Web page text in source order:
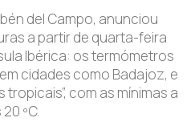
del Campo, anunciou
a partir de quarta-feira
Ibérica: os termómetros
cidades como Badajoz, e
com as mínimas a
ºC.